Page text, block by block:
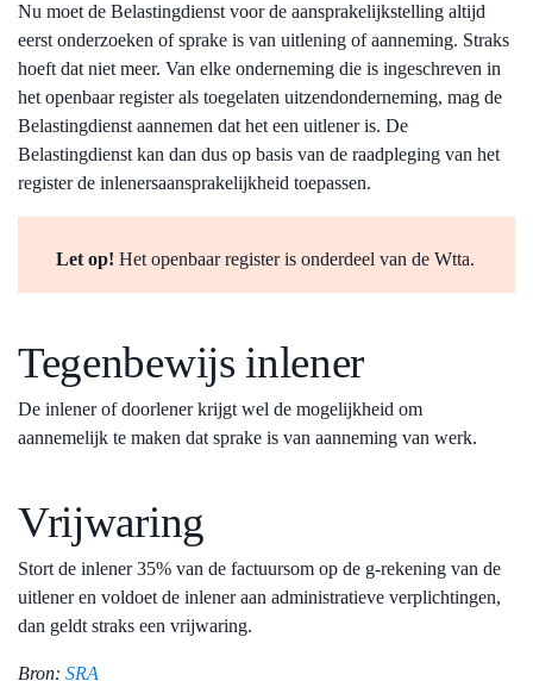
Nu moet de Belastingdienst voor de aansprakelijkstelling altijd
eerst onderzoeken of sprake is van uitlening of aanneming. Straks
hoeft dat niet meer. Van elke onderneming die is ingeschreven in
het openbaar register als toegelaten uitzendonderneming, mag de
Belastingdienst aannemen dat het een uitlener is. De
Belastingdienst kan dan dus op basis van de raadpleging van het
register de inlenersaansprakelijkheid toepassen.
Let op! Het openbaar register is onderdeel van de Wtta.
Tegenbewijs inlener
De inlener of doorlener krijgt wel de mogelijkheid om
aannemelijk te maken dat sprake is van aanneming van werk.
Vrijwaring
Stort de inlener 35% van de factuursom op de g-rekening van de
uitlener en voldoet de inlener aan administratieve verplichtingen,
dan geldt straks een vrijwaring.
Bron: SRA